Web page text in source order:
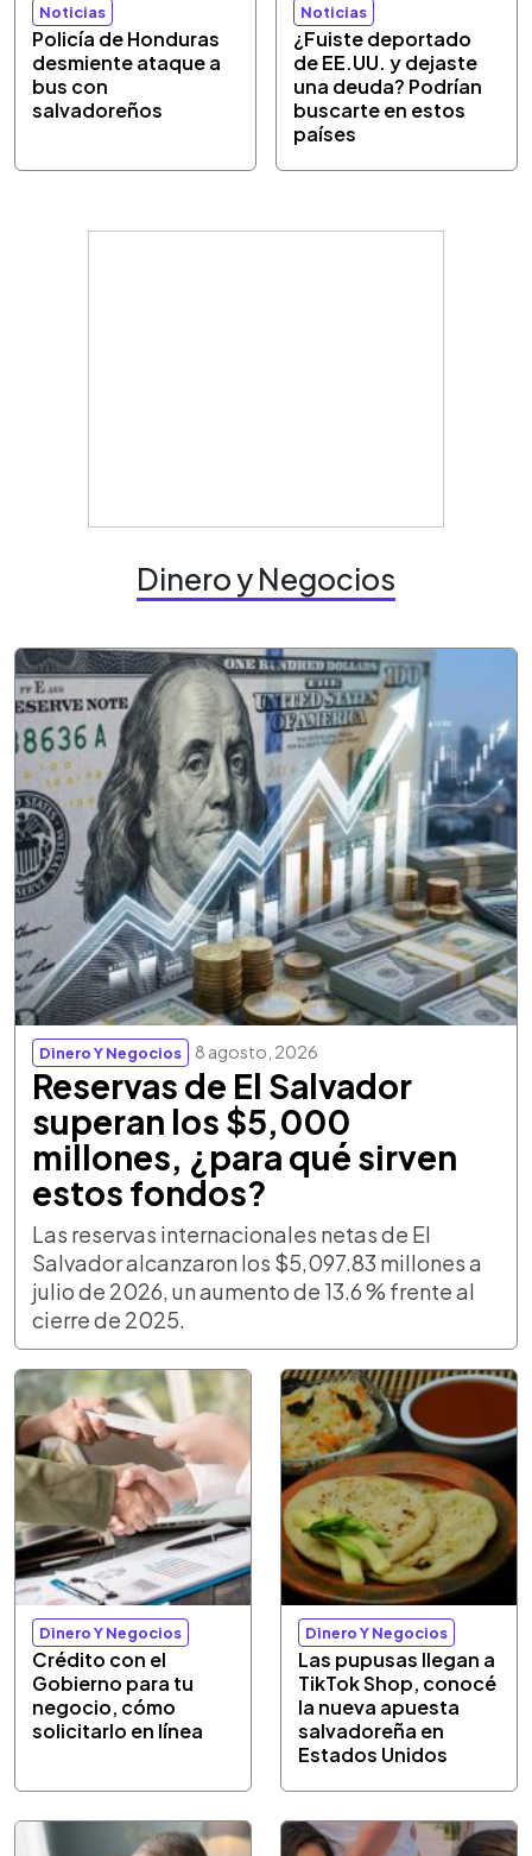
Noticias
Policía de Honduras
desmiente ataque a
bus con
salvadoreños
Noticias
¿Fuiste deportado
de EE.UU. y dejaste
una deuda? Podrían
buscarte en estos
países
Dinero y Negocios
Dinero Y Negocios 8 agosto, 2026
Reservas de El Salvador
superan los $5,000
millones, ¿para qué sirven
estos fondos?
Las reservas internacionales netas de El
Salvador alcanzaron los $5,097.83 millones a
julio de 2026, un aumento de 13.6 % frente al
cierre de 2025.
Dinero Y Negocios
Crédito con el
Gobierno para tu
negocio, cómo
solicitarlo en línea
Dinero Y Negocios
Las pupusas llegan a
TikTok Shop, conocé
la nueva apuesta
salvadoreña en
Estados Unidos